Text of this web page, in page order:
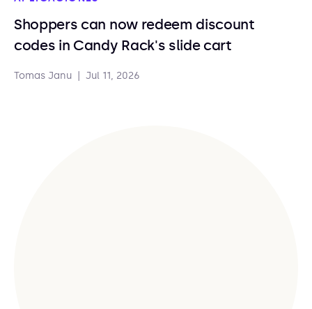
Shoppers can now redeem discount
codes in Candy Rack's slide cart
Tomas Janu Jul 11, 2026